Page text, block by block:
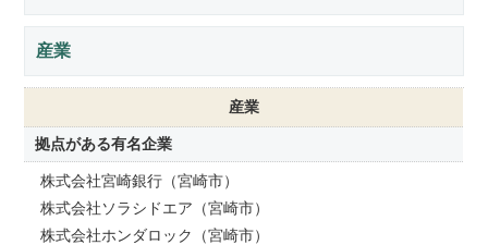
産業
産業
拠点がある有名企業
株式会社宮崎銀行（宮崎市）
株式会社ソラシドエア（宮崎市）
株式会社ホンダロック（宮崎市）